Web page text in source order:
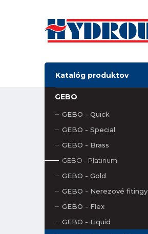
Katalóg produktov
GEBO
GEBO - Quick
GEBO - Special
GEBO - Brass
GEBO - Platinum
GEBO - Gold
GEBO - Nerezové fitingy
GEBO - Flex
GEBO - Liquid